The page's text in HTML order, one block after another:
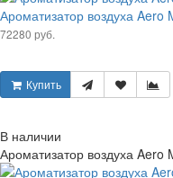
Ароматизатор воздуха Aero
72280 руб.
Купить
В наличии
Ароматизатор воздуха Aero